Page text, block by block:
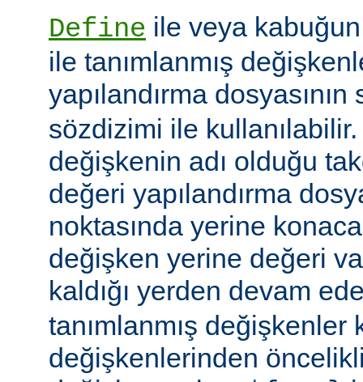
Define ile veya
ile tanımlanmış
yapılandırma dosyasının
sözdizimi ile
değişkenin adı olduğu
değeri yapılandırma
noktasında yerine
değişken yerine değeri
kaldığı yerden devam
tanımlanmış değişkenler
değişkenlerinden